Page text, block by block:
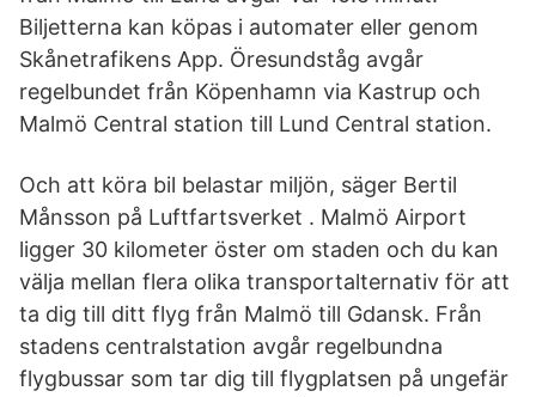
Biljetterna kan köpas i automater eller genom
Skånetrafikens App. Öresundståg avgår
regelbundet från Köpenhamn via Kastrup och
Malmö Central station till Lund Central station.
Och att köra bil belastar miljön, säger Bertil
Månsson på Luftfartsverket . Malmö Airport
ligger 30 kilometer öster om staden och du kan
välja mellan flera olika transportalternativ för att
ta dig till ditt flyg från Malmö till Gdansk. Från
stadens centralstation avgår regelbundna
flygbussar som tar dig till flygplatsen på ungefär